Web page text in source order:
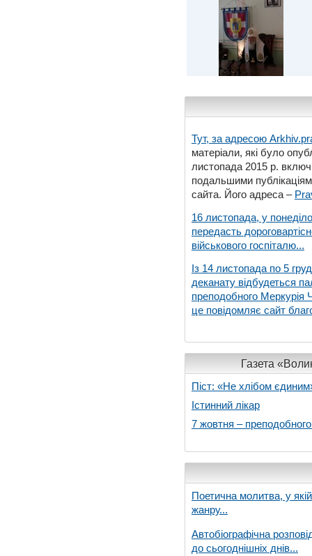
Тут, за адресою
матеріали, які було
листопада 2015 р.
подальшими
сайта. Його адреса –
16 листопада, у
передасть
військового госпіталю...
Із 14 листопада по 5
деканату відбудеться
преподобного Меркурія
це повідомляє сайт
Газета
Піст: «Не хлібом
Істинний лікар
7 жовтня –
Поетична молитва, у
жанру...
Автобіографічна
до сьогоднішніх днів...